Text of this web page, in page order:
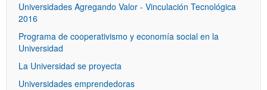
Universidades Agregando Valor - Vinculación Tecnológica
2016
Programa de cooperativismo y economía social en la
Universidad
La Universidad se proyecta
Universidades emprendedoras